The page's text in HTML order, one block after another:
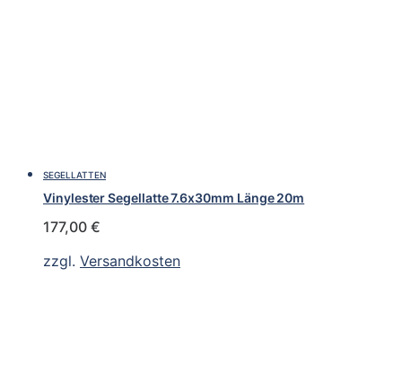
SEGELLATTEN
Vinylester Segellatte 7.6x30mm Länge 20m
177,00 €
zzgl. Versandkosten